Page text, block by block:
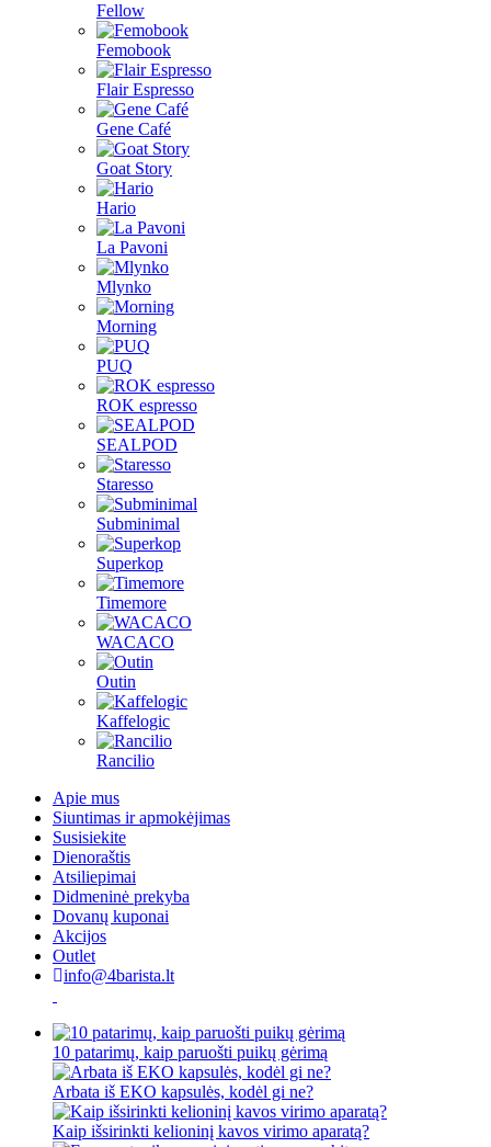
Fellow
Femobook
Flair Espresso
Gene Café
Goat Story
Hario
La Pavoni
Mlynko
Morning
PUQ
ROK espresso
SEALPOD
Staresso
Subminimal
Superkop
Timemore
WACACO
Outin
Kaffelogic
Rancilio
Apie mus
Siuntimas ir apmokėjimas
Susisiekite
Dienoraštis
Atsiliepimai
Didmeninė prekyba
Dovanų kuponai
Akcijos
Outlet
info@4barista.lt
10 patarimų, kaip paruošti puikų gėrimą
Arbata iš EKO kapsulės, kodėl gi ne?
Kaip išsirinkti kelioninį kavos virimo aparatą?